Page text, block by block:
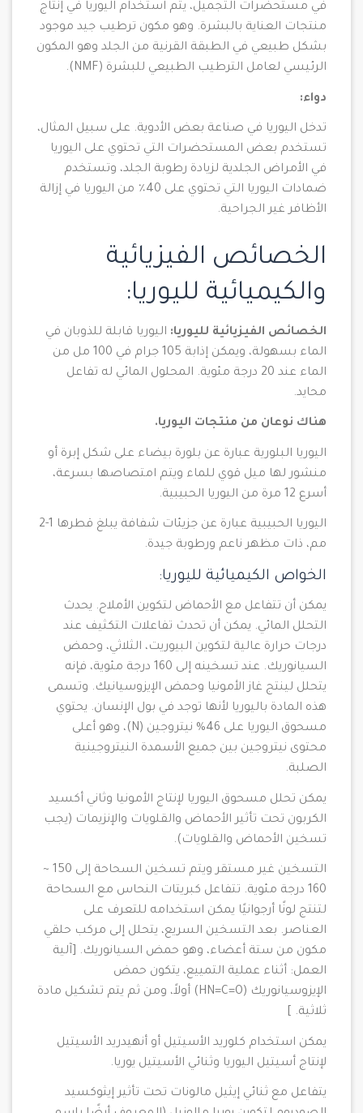
في مستحضرات التجميل، يتم استخدام اليوريا في إنتاج
منتجات العناية بالبشرة. وهو مكون ترطيب جيد موجود
بشكل طبيعي في الطبقة القرنية من الجلد وهو المكون
الرئيسي لعامل الترطيب الطبيعي للبشرة (NMF).
دواء:
تدخل اليوريا في صناعة بعض الأدوية. على سبيل المثال،
تستخدم بعض المستحضرات التي تحتوي على اليوريا
في الأمراض الجلدية لزيادة رطوبة الجلد، وتستخدم
ضمادات اليوريا التي تحتوي على 40٪ من اليوريا في إزالة
الأظافر غير الجراحية.
الخصائص الفيزيائية
والكيميائية لليوريا:
الخصائص الفيزيائية لليوريا: اليوريا قابلة للذوبان في
الماء بسهولة، ويمكن إذابة 105 جرام في 100 مل من
الماء عند 20 درجة مئوية. المحلول المائي له تفاعل
محايد.
هناك نوعان من منتجات اليوريا.
اليوريا البلورية عبارة عن بلورة بيضاء على شكل إبرة أو
منشور لها ميل قوي للماء ويتم امتصاصها بسرعة،
أسرع 12 مرة من اليوريا الحبيبية.
اليوريا الحبيبية عبارة عن جزيئات شفافة يبلغ قطرها 1-2
مم، ذات مظهر ناعم ورطوبة جيدة.
الخواص الكيميائية لليوريا:
يمكن أن تتفاعل مع الأحماض لتكوين الأملاح. يحدث
التحلل المائي. يمكن أن تحدث تفاعلات التكثيف عند
درجات حرارة عالية لتكوين البيوريت، الثلاثي، وحمض
السيانوريك. عند تسخينه إلى 160 درجة مئوية، فإنه
يتحلل لينتج غاز الأمونيا وحمض الإيزوسيانيك. وتسمى
هذه المادة باليوريا لأنها توجد في بول الإنسان. يحتوي
مسحوق اليوريا على 46% نيتروجين (N)، وهو أعلى
محتوى نيتروجين بين جميع الأسمدة النيتروجينية
الصلبة.
يمكن تحلل مسحوق اليوريا لإنتاج الأمونيا وثاني أكسيد
الكربون تحت تأثير الأحماض والقلويات والإنزيمات (يجب
تسخين الأحماض والقلويات).
التسخين غير مستقر ويتم تسخين السحاحة إلى 150 ~
160 درجة مئوية. تتفاعل كبريتات النحاس مع السحاحة
لتنتج لونًا أرجوانيًا يمكن استخدامه للتعرف على
العناصر. بعد التسخين السريع، يتحلل إلى مركب حلقي
مكون من ستة أعضاء، وهو حمض السيانوريك. [آلية
العمل: أثناء عملية التمييع، يتكون حمض
الإيزوسيانوريك (HN=C=O) أولاً، ومن ثم يتم تشكيل مادة
ثلاثية. ]
يمكن استخدام كلوريد الأسيتيل أو أنهيدريد الأسيتيل
لإنتاج أسيتيل اليوريا وثنائي الأسيتيل يوريا.
يتفاعل مع ثنائي إيثيل مالونات تحت تأثير إيثوكسيد